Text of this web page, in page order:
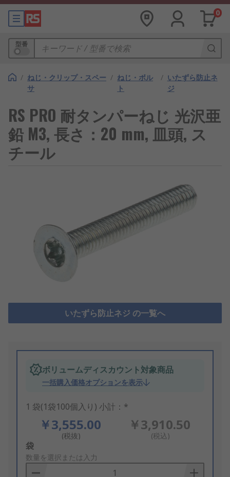
0
型番
/ ねじ・クリップ・スペー
サ
/ ねじ・ボル
ト
/ いたずら防止ネ
ジ
RS PRO 耐タンパーねじ 光沢亜
鉛 M3, 長さ：20 mm, 皿頭, ス
チール
いたずら防止ネジ の一覧へ
ボリュームディスカウント対象商品
一括購入価格オプションを表示
1 袋(1袋100個入り) 小計：*
￥3,555.00
(税抜)
￥3,910.50
(税込)
Add
to
Basket
袋
数量を選択または入力